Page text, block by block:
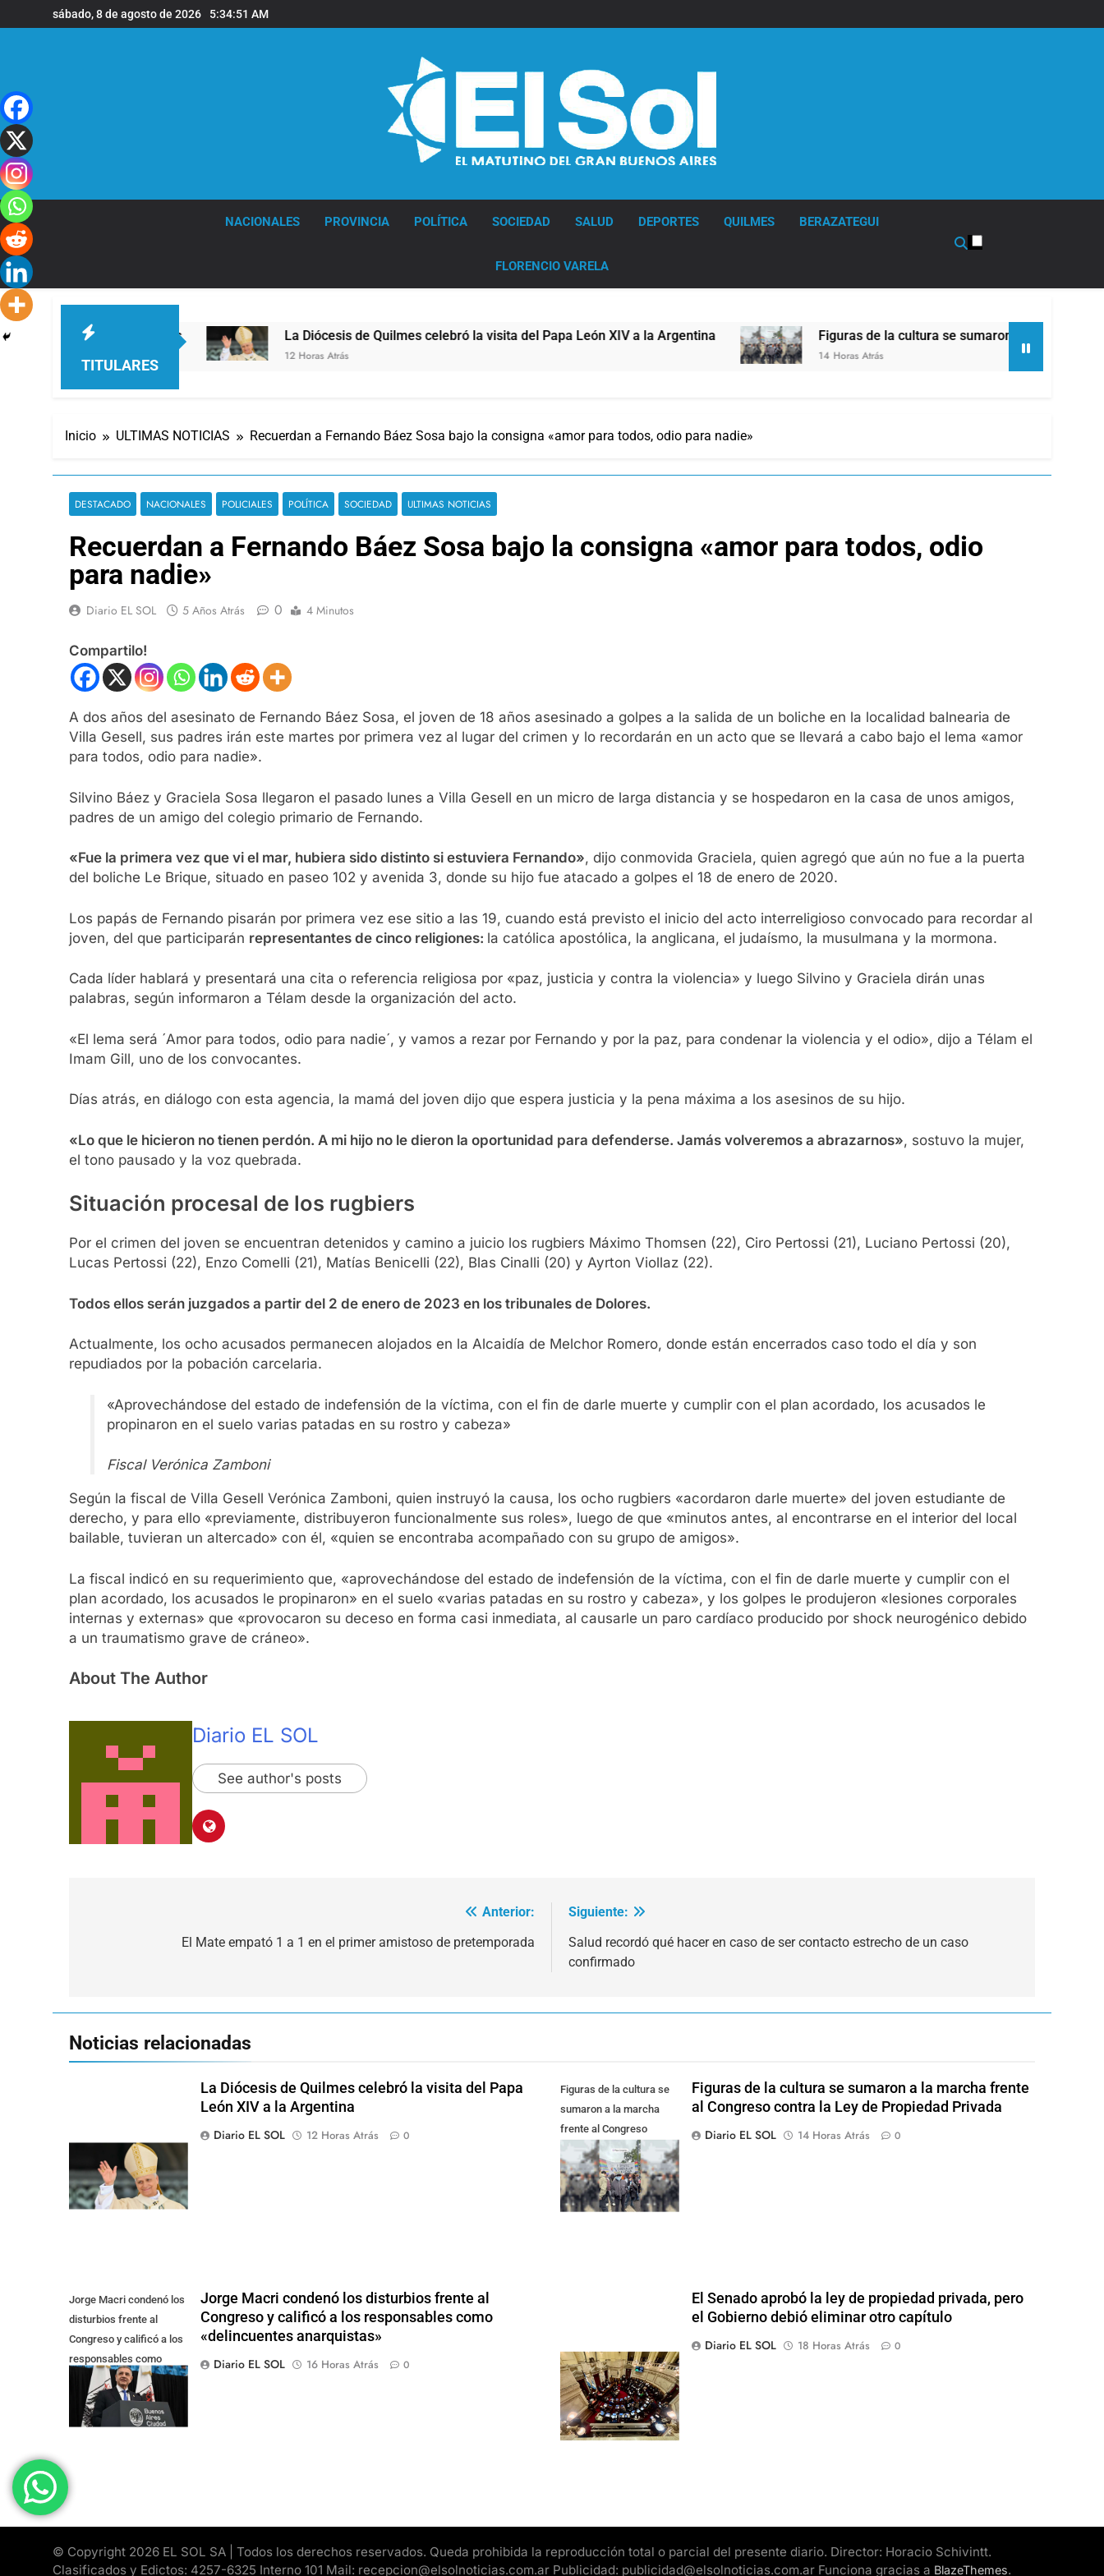
al
sábado, 8 de agosto de 2026 5:34:51 AM
NACIONALES PROVINCIA POLÍTICA SOCIEDAD SALUD DEPORTES QUILMES BERAZATEGUI
FLORENCIO VARELA
TITULARES
sede de Quilmes La Diócesis de Quilmes celebró la visita del Papa León XIV a la Argentina
12 Horas Atrás
Figuras de la cultura se sumaron a la marcha frente al
14 Horas Atrás
Inicio ULTIMAS NOTICIAS Recuerdan a Fernando Báez Sosa bajo la consigna «amor para todos, odio para nadie»
DESTACADO NACIONALES POLICIALES POLÍTICA SOCIEDAD ULTIMAS NOTICIAS
Recuerdan a Fernando Báez Sosa bajo la consigna «amor para todos, odio
para nadie»
Diario EL SOL 5 Años Atrás 0 4 Minutos
Compartilo!
A dos años del asesinato de Fernando Báez Sosa, el joven de 18 años asesinado a golpes a la salida de un boliche en la localidad balnearia de
Villa Gesell, sus padres irán este martes por primera vez al lugar del crimen y lo recordarán en un acto que se llevará a cabo bajo el lema «amor
para todos, odio para nadie».
Silvino Báez y Graciela Sosa llegaron el pasado lunes a Villa Gesell en un micro de larga distancia y se hospedaron en la casa de unos amigos,
padres de un amigo del colegio primario de Fernando.
«Fue la primera vez que vi el mar, hubiera sido distinto si estuviera Fernando», dijo conmovida Graciela, quien agregó que aún no fue a la puerta
del boliche Le Brique, situado en paseo 102 y avenida 3, donde su hijo fue atacado a golpes el 18 de enero de 2020.
Los papás de Fernando pisarán por primera vez ese sitio a las 19, cuando está previsto el inicio del acto interreligioso convocado para recordar al
joven, del que participarán representantes de cinco religiones: la católica apostólica, la anglicana, el judaísmo, la musulmana y la mormona.
Cada líder hablará y presentará una cita o referencia religiosa por «paz, justicia y contra la violencia» y luego Silvino y Graciela dirán unas
palabras, según informaron a Télam desde la organización del acto.
«El lema será ´Amor para todos, odio para nadie´, y vamos a rezar por Fernando y por la paz, para condenar la violencia y el odio», dijo a Télam el
Imam Gill, uno de los convocantes.
Días atrás, en diálogo con esta agencia, la mamá del joven dijo que espera justicia y la pena máxima a los asesinos de su hijo.
«Lo que le hicieron no tienen perdón. A mi hijo no le dieron la oportunidad para defenderse. Jamás volveremos a abrazarnos», sostuvo la mujer,
el tono pausado y la voz quebrada.
Situación procesal de los rugbiers
Por el crimen del joven se encuentran detenidos y camino a juicio los rugbiers Máximo Thomsen (22), Ciro Pertossi (21), Luciano Pertossi (20),
Lucas Pertossi (22), Enzo Comelli (21), Matías Benicelli (22), Blas Cinalli (20) y Ayrton Viollaz (22).
Todos ellos serán juzgados a partir del 2 de enero de 2023 en los tribunales de Dolores.
Actualmente, los ocho acusados permanecen alojados en la Alcaidía de Melchor Romero, donde están encerrados caso todo el día y son
repudiados por la pobación carcelaria.
«Aprovechándose del estado de indefensión de la víctima, con el fin de darle muerte y cumplir con el plan acordado, los acusados le
propinaron en el suelo varias patadas en su rostro y cabeza»
Fiscal Verónica Zamboni
Según la fiscal de Villa Gesell Verónica Zamboni, quien instruyó la causa, los ocho rugbiers «acordaron darle muerte» del joven estudiante de
derecho, y para ello «previamente, distribuyeron funcionalmente sus roles», luego de que «minutos antes, al encontrarse en el interior del local
bailable, tuvieran un altercado» con él, «quien se encontraba acompañado con su grupo de amigos».
La fiscal indicó en su requerimiento que, «aprovechándose del estado de indefensión de la víctima, con el fin de darle muerte y cumplir con el
plan acordado, los acusados le propinaron» en el suelo «varias patadas en su rostro y cabeza», y los golpes le produjeron «lesiones corporales
internas y externas» que «provocaron su deceso en forma casi inmediata, al causarle un paro cardíaco producido por shock neurogénico debido
a un traumatismo grave de cráneo».
About The Author
Diario EL SOL
See author's posts
Anterior:
El Mate empató 1 a 1 en el primer amistoso de pretemporada
Siguiente:
Salud recordó qué hacer en caso de ser contacto estrecho de un caso
confirmado
Noticias relacionadas
La Diócesis de Quilmes celebró la visita del Papa
León XIV a la Argentina
Diario EL SOL
12 Horas Atrás 0
Figuras de la cultura se
sumaron a la marcha
frente al Congreso
contra la Ley de
Propiedad Privada
Figuras de la cultura se sumaron a la marcha frente
al Congreso contra la Ley de Propiedad Privada
Diario EL SOL
14 Horas Atrás 0
Jorge Macri condenó los
disturbios frente al
Congreso y calificó a los
responsables como
"delincuentes
anarquistas"
Jorge Macri condenó los disturbios frente al
Congreso y calificó a los responsables como
«delincuentes anarquistas»
Diario EL SOL
16 Horas Atrás 0
El Senado aprobó la ley de propiedad privada, pero
el Gobierno debió eliminar otro capítulo
Diario EL SOL
18 Horas Atrás 0
© Copyright 2026 EL SOL SA | Todos los derechos reservados. Queda prohibida la reproducción total o parcial del presente diario. Director: Horacio Schivintt.
Clasificados y Edictos: 4257-6325 Interno 101 Mail: recepcion@elsolnoticias.com.ar Publicidad: publicidad@elsolnoticias.com.ar Funciona gracias a BlazeThemes.